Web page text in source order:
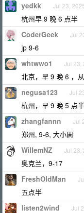
yedkk Jul 23,
杭州早 9 晚 6 点半
CoderGeek Jul
jp 9-6
whtwwo1 Jul 23,
北京，早 9 晚 6 ，
negusa123 Jul
杭州，早 9 晚 5 点半
zhangfannn Jul
郑州, 9-6, 大小周
WillemNZ Jul 23,
奥克兰，9-17
FreshOldMan
五点半
listen2wind Jul